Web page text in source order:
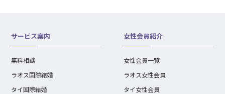
サービス案内
無料相談
ラオス国際結婚
タイ国際結婚
女性会員紹介
女性会員一覧
ラオス女性会員
タイ女性会員